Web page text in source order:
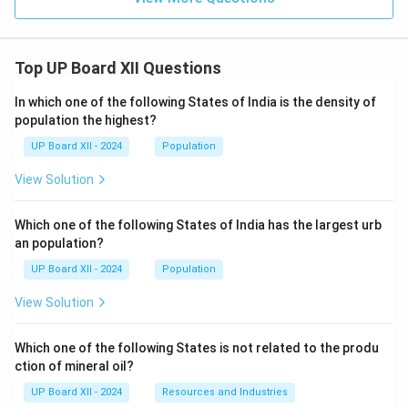
गोस्वामी तुलसीदास की रचनाएँ आज भी समाज में प्रासंगिक हैं
चाहिए, जिससे हम व्यक्तिगत और सामाजिक रूप से उन्नति कर सकें।
उनका संदेश आज के समय में भी उतना ही महत्वपूर्ण है, क्योंकि समाज में
धार्मिक सहिष्णुता, नैतिकता, और समरसता की आवश्यकता पहले से कहीं
अधिक महसूस हो रही है। तुलसीदास का आदर्श और उनका काव्य आज
इंसान बनने की प्रेरणा देता है।
Download Solution in PDF
Top UP Board XII Questions
In which one of the following States of India is the density of
population the highest?
UP Board XII - 2024 Population
View Solution
Which one of the following States of India has the largest urb
an population?
UP Board XII - 2024 Population
View Solution
Which one of the following States is not related to the produ
ction of mineral oil?
UP Board XII - 2024 Resources and Industries